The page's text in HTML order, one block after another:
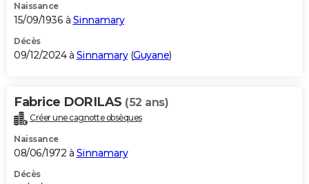
Naissance
15/09/1936 à Sinnamary
Décès
09/12/2024 à Sinnamary(Guyane)
Fabrice DORILAS (52 ans)
Créer une cagnotte obsèques
Naissance
08/06/1972 à Sinnamary
Décès